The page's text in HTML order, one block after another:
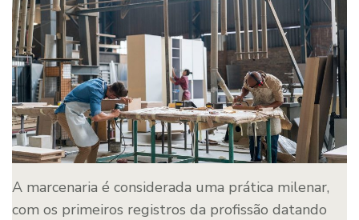
A marcenaria é considerada uma prática milenar,
com os primeiros registros da profissão datando